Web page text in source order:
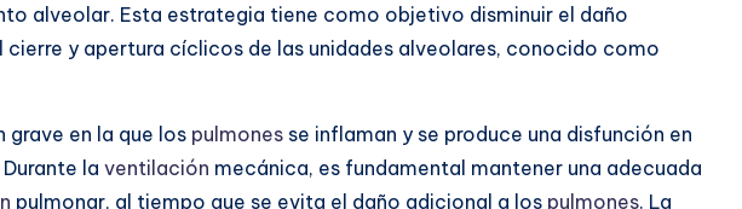
alveolar. Esta estrategia tiene como objetivo disminuir el daño
cierre y apertura cíclicos de las unidades alveolares, conocido como
grave en la que los pulmones se inflaman y se produce una disfunción en
Durante la ventilación mecánica, es fundamental mantener una adecuada
pulmonar, al tiempo que se evita el daño adicional a los pulmones. La